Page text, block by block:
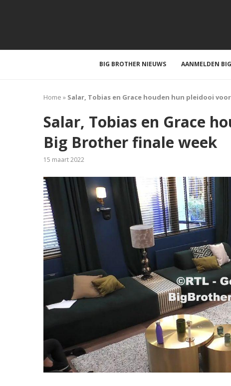
BIG BROTHER NIEUWS AANMELDEN
Home » Salar, Tobias en Grace houden hun pleidooi
Salar, Tobias en Grace
Big Brother finale week
15 maart 2022